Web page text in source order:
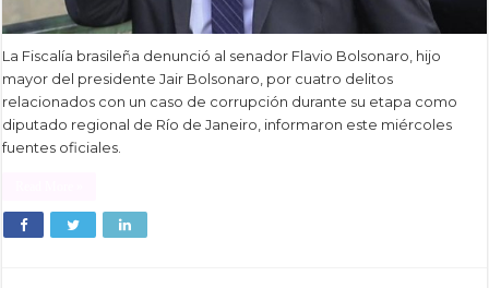
La Fiscalía brasileña denunció al senador Flavio Bolsonaro, hijo
mayor del presidente Jair Bolsonaro, por cuatro delitos
relacionados con un caso de corrupción durante su etapa como
diputado regional de Río de Janeiro, informaron este miércoles
fuentes oficiales.